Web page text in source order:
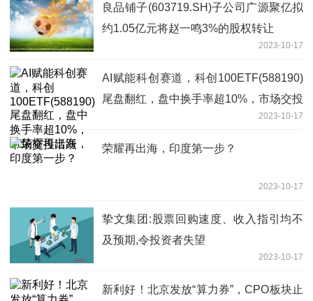
良品铺子(603719.SH)子公司广源聚亿拟
约1.05亿元将赵一鸣3%的股权转让
2023-10-17
AI赋能科创赛道，科创100ETF(588190)
尾盘翻红，盘中换手率超10%，市场交投
2023-10-17
荣耀再出海，印度第一步？
2023-10-17
挚文集团:股票回购速度、收入指引均不
及预期,令投资者失望
2023-10-17
新利好！北京发放“算力券”，CPO板块止